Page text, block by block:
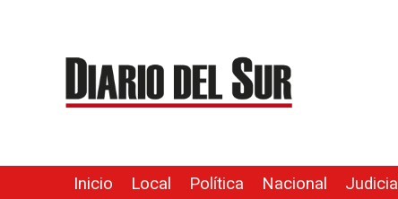
contenido
Inicio Local Política Nacional Judicial